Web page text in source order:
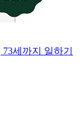
세까지 일하기